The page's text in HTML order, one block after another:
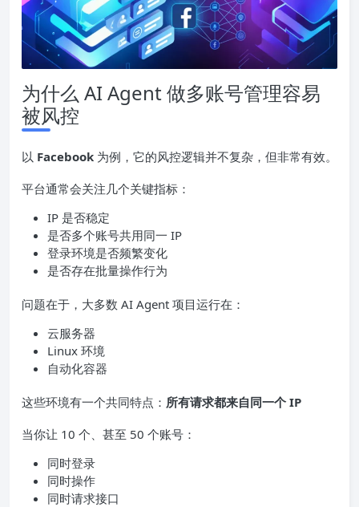
为什么 AI Agent 做多账号管理容易
被风控
以 Facebook 为例，它的风控逻辑并不复杂，但非常有效。
平台通常会关注几个关键指标：
IP 是否稳定
是否多个账号共用同一 IP
登录环境是否频繁变化
是否存在批量操作行为
问题在于，大多数 AI Agent 项目运行在：
云服务器
Linux 环境
自动化容器
这些环境有一个共同特点： 所有请求都来自同一个 IP
当你让 10 个、甚至 50 个账号：
同时登录
同时操作
同时请求接口